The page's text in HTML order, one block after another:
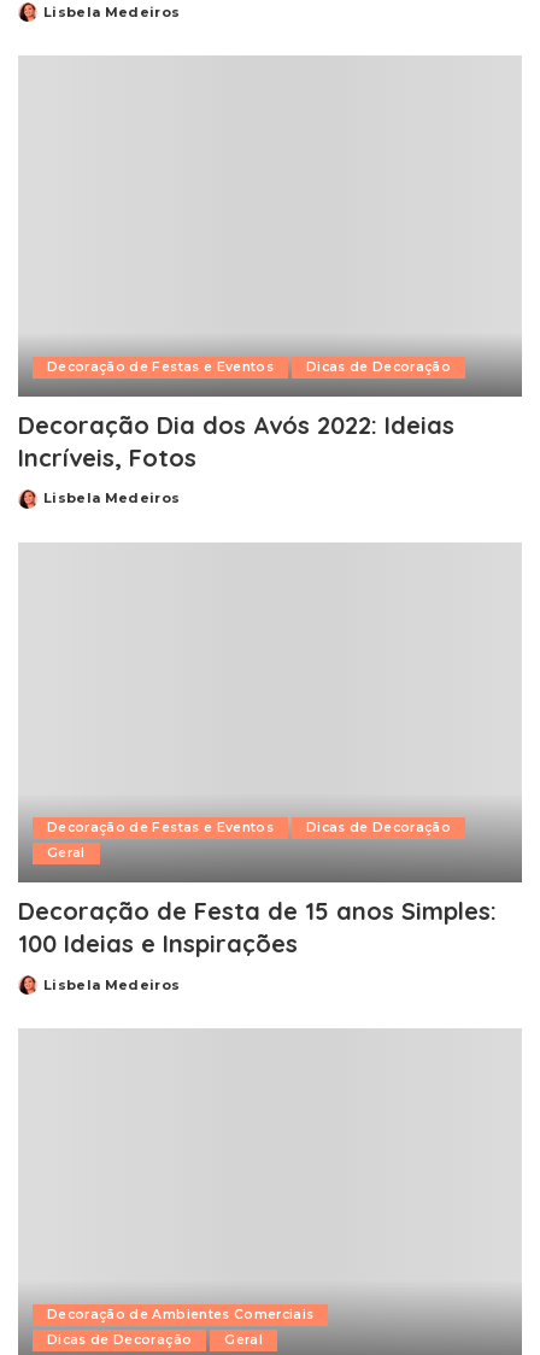
PostedLisbela Medeiros
Decoração de Festas e Eventos Dicas de Decoração
Decoração Dia dos Avós 2022: Ideias
Incríveis, Fotos
PostedLisbela Medeiros
Decoração de Festas e Eventos
Dicas de Decoração
Geral
Decoração de Festa de 15 anos Simples:
100 Ideias e Inspirações
PostedLisbela Medeiros
Decoração de Ambientes Comerciais
Dicas de Decoração
Geral